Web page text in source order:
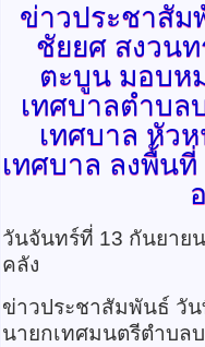
ข่าวประชาสัม
ชัยยศ สงวน
ตะบูน มอบห
เทศบาลตำบล
เทศบาล หัว
เทศบาล ลงพื้น
วันจันทร์ที่ 13 กันยาย
คลัง
ข่าวประชาสัมพันธ์ วั
นายกเทศมนตรีตำบล